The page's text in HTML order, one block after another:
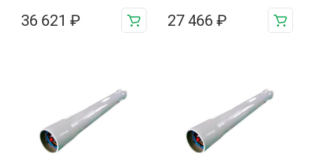
36 621 ₽ 27 466 ₽